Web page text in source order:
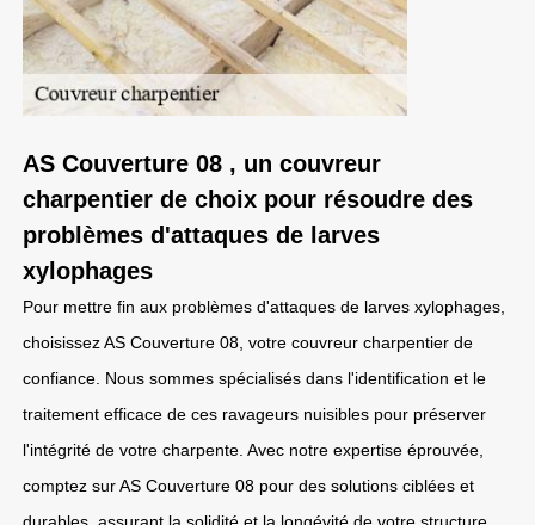
AS Couverture 08 , un couvreur
charpentier de choix pour résoudre des
problèmes d'attaques de larves
xylophages
Pour mettre fin aux problèmes d'attaques de larves xylophages,
choisissez AS Couverture 08, votre couvreur charpentier de
confiance. Nous sommes spécialisés dans l'identification et le
traitement efficace de ces ravageurs nuisibles pour préserver
l'intégrité de votre charpente. Avec notre expertise éprouvée,
comptez sur AS Couverture 08 pour des solutions ciblées et